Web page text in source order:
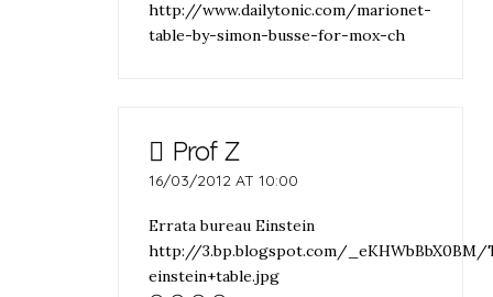
http://www.dailytonic.com/marionet-
table-by-simon-busse-for-mox-ch
Prof Z
16/03/2012 AT 10:00
Errata bureau Einstein
http://3.bp.blogspot.com/
einstein+table.jpg